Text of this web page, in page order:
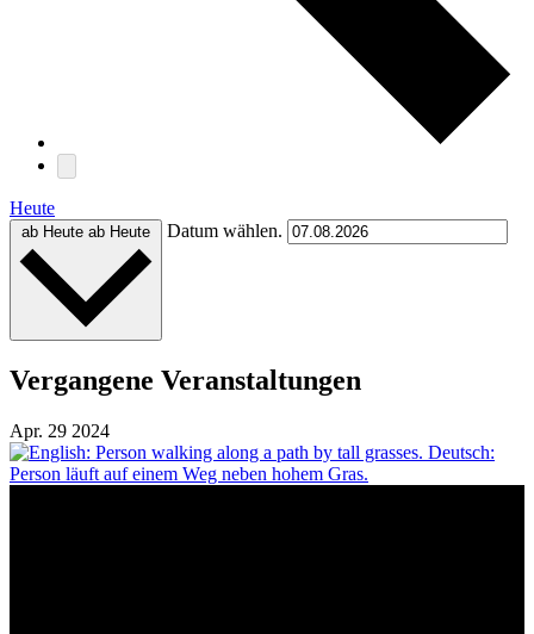
Heute
ab Heute ab Heute Datum wählen.
Vergangene Veranstaltungen
Apr. 29 2024